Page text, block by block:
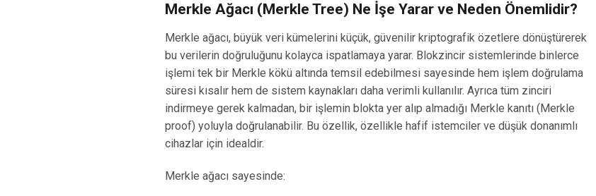
Merkle Ağacı (Merkle Tree) Ne İşe Yarar ve Neden Önemlidir?
Merkle ağacı, büyük veri kümelerini küçük, güvenilir kriptografik özetlere dönüştürerek
bu verilerin doğruluğunu kolayca ispatlamaya yarar. Blokzincir sistemlerinde binlerce
işlemi tek bir Merkle kökü altında temsil edebilmesi sayesinde hem işlem doğrulama
süresi kısalır hem de sistem kaynakları daha verimli kullanılır. Ayrıca tüm zinciri
indirmeye gerek kalmadan, bir işlemin blokta yer alıp almadığı Merkle kanıtı (Merkle
proof) yoluyla doğrulanabilir. Bu özellik, özellikle hafif istemciler ve düşük donanımlı
cihazlar için idealdir.
Merkle ağacı sayesinde: